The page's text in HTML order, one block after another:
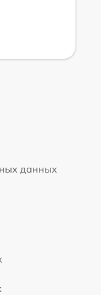
данных